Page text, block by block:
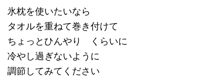
氷枕を使いたいなら
タオルを重ねて巻き付けて
ちょっとひんやり くらいに
冷やし過ぎないように
調節してみてください